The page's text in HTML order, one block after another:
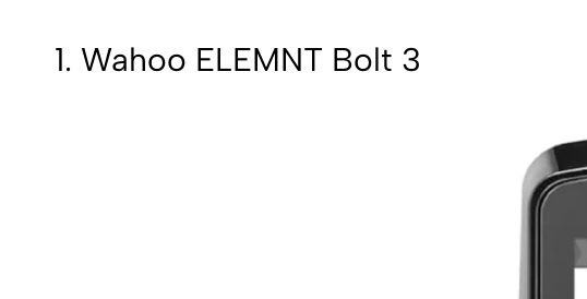
1. Wahoo ELEMNT Bolt 3